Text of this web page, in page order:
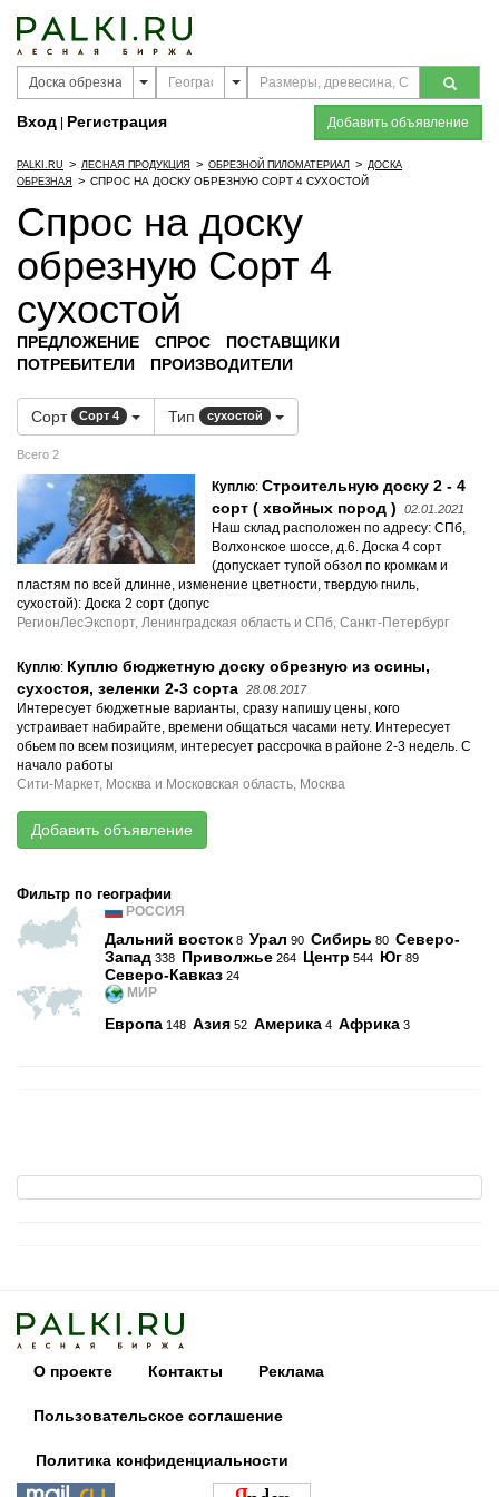
Вход | Регистрация Добавить объявление
PALKI.RU > ЛЕСНАЯ ПРОДУКЦИЯ > ОБРЕЗНОЙ ПИЛОМАТЕРИАЛ > ДОСКА
ОБРЕЗНАЯ
> СПРОС НА ДОСКУ ОБРЕЗНУЮ СОРТ 4 СУХОСТОЙ
Спрос на доску
обрезную Сорт 4
сухостой
ПРЕДЛОЖЕНИЕ СПРОС
ПОСТАВЩИКИ
ПОТРЕБИТЕЛИ
ПРОИЗВОДИТЕЛИ
Сорт Сорт 4 Тип сухостой
Всего 2
Куплю: Строительную доску 2 - 4
сорт ( хвойных пород )
02.01.2021
Наш склад расположен по адресу: СПб,
Волхонское шоссе, д.6. Доска 4 сорт
(допускает тупой обзол по кромкам и
пластям по всей длинне, изменение цветности, твердую гниль,
сухостой): Доска 2 сорт (допус
РегионЛесЭкспорт, Ленинградская область и СПб, Санкт-Петербург
Куплю: Куплю бюджетную доску обрезную из осины,
сухостоя, зеленки 2-3 сорта 28.08.2017
Интересует бюджетные варианты, сразу напишу цены, кого
устраивает набирайте, времени общаться часами нету. Интересует
обьем по всем позициям, интересует рассрочка в районе 2-3 недель. С
начало работы
Сити-Маркет, Москва и Московская область, Москва
Добавить объявление
Фильтр по географии
РОССИЯ
Дальний восток 8 Урал 90 Сибирь 80 Северо-
Запад 338 Приволжье 264 Центр 544 Юг 89
Северо-Кавказ 24
МИР
Европа 148 Азия 52 Америка 4 Африка 3
О проекте Контакты Реклама
Пользовательское соглашение
Политика конфиденциальности